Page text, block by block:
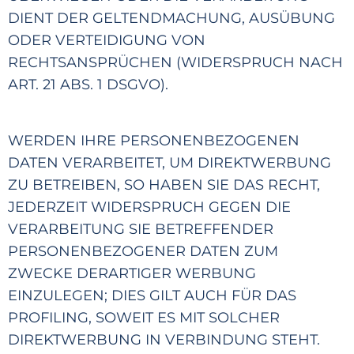
DIENT DER GELTENDMACHUNG, AUSÜBUNG
ODER VERTEIDIGUNG VON
RECHTSANSPRÜCHEN (WIDERSPRUCH NACH
ART. 21 ABS. 1 DSGVO).
WERDEN IHRE PERSONENBEZOGENEN
DATEN VERARBEITET, UM DIREKTWERBUNG
ZU BETREIBEN, SO HABEN SIE DAS RECHT,
JEDERZEIT WIDERSPRUCH GEGEN DIE
VERARBEITUNG SIE BETREFFENDER
PERSONENBEZOGENER DATEN ZUM
ZWECKE DERARTIGER WERBUNG
EINZULEGEN; DIES GILT AUCH FÜR DAS
PROFILING, SOWEIT ES MIT SOLCHER
DIREKTWERBUNG IN VERBINDUNG STEHT.